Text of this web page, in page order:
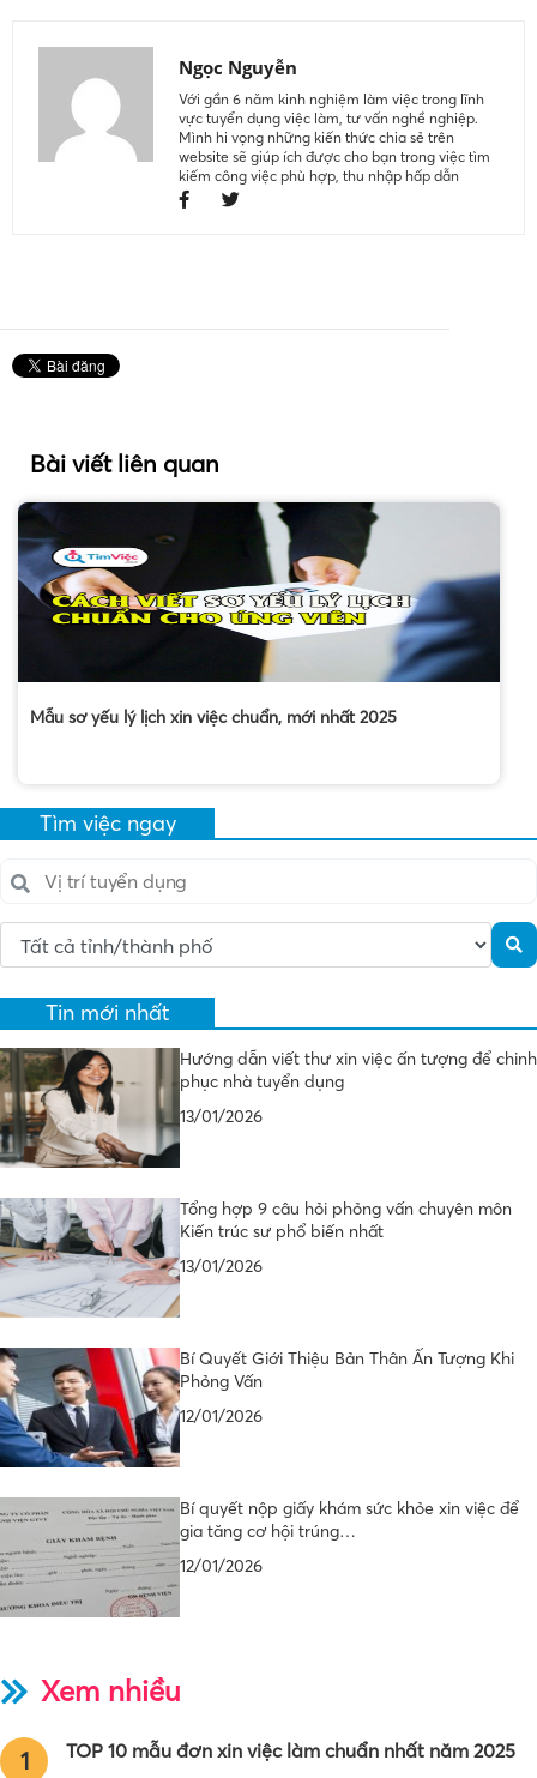
Ngọc Nguyễn
Với gần 6 năm kinh nghiệm làm việc trong lĩnh
vực tuyển dụng việc làm, tư vấn nghề nghiệp.
Mình hi vọng những kiến thức chia sẻ trên
website sẽ giúp ích được cho bạn trong việc tìm
kiếm công việc phù hợp, thu nhập hấp dẫn
Bài viết liên quan
Mẫu sơ yếu lý lịch xin việc chuẩn, mới nhất 2025
Tìm việc ngay
Tin mới nhất
Hướng dẫn viết thư xin việc ấn tượng để chinh
phục nhà tuyển dụng
13/01/2026
Tổng hợp 9 câu hỏi phỏng vấn chuyên môn
Kiến trúc sư phổ biến nhất
13/01/2026
Bí Quyết Giới Thiệu Bản Thân Ấn Tượng Khi
Phỏng Vấn
12/01/2026
Bí quyết nộp giấy khám sức khỏe xin việc để
gia tăng cơ hội trúng…
12/01/2026
Xem nhiều
1 TOP 10 mẫu đơn xin việc làm chuẩn nhất năm 2025